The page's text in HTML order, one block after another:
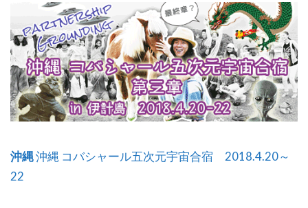
沖縄沖縄 コバシャール五次元宇宙合宿 2018.4.20～
22